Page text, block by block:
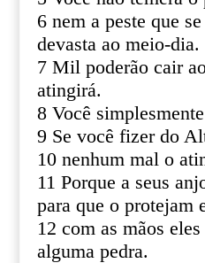
6 nem a peste que
devasta ao meio-dia.
7 Mil poderão cair
atingirá.
8 Você
9 Se você fizer do
10 nenhum mal o
11 Porque a seus
para que o protejam
12 com as mãos
alguma pedra.